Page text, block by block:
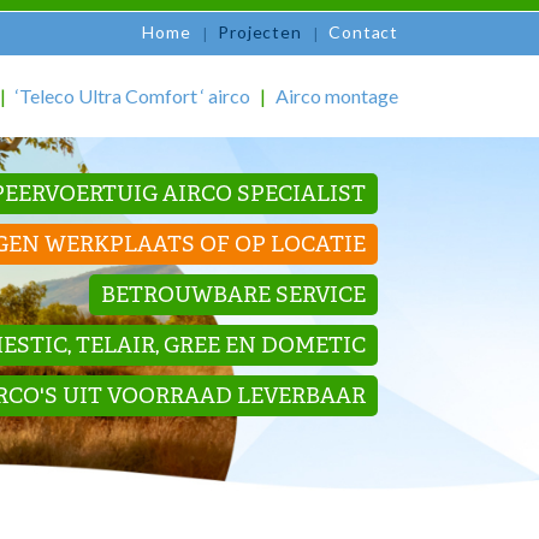
Home Projecten Contact
‘Teleco Ultra Comfort ‘ airco Airco montage
AIRCO SPECIALIST
WERKPLAATS OF OP LOCATIE
BETROUWBARE SERVICE
TELAIR, GREE EN DOMETIC
UIT VOORRAAD LEVERBAAR